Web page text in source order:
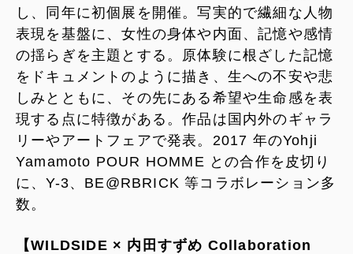
し、同年に初個展を開催。写実的で繊細な人物
表現を基盤に、女性の身体や内面、記憶や感情
の揺らぎを主題とする。原体験に根ざした記憶
をドキュメントのように描き、生への不安や悲
しみとともに、その先にある希望や生命感を表
現する点に特徴がある。作品は国内外のギャラ
リーやアートフェアで発表。2017 年のYohji
Yamamoto POUR HOMME との合作を皮切り
に、Y-3、BE@RBRICK 等コラボレーション多
数。
【WILDSIDE × 内田すずめ Collaboration